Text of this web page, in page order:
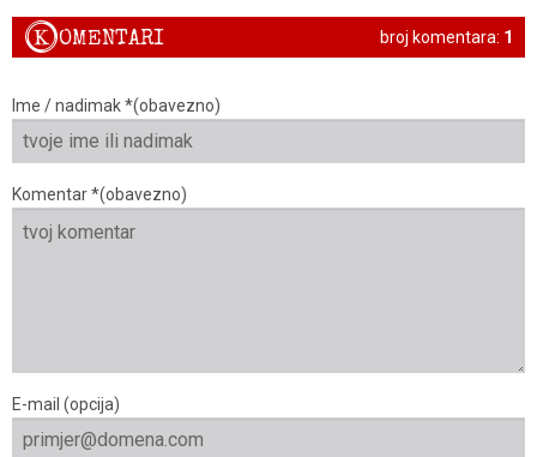
broj komentara: 1
KOMENTARI
Ime / nadimak *(obavezno)
Komentar *(obavezno)
E-mail (opcija)